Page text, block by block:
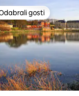
najviše rangiranima
gosti